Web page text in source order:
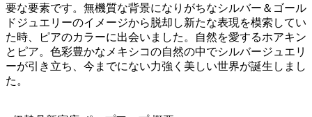
要な要素です。無機質な背景になりがちなシルバー＆ゴール
ドジュエリーのイメージから脱却し新たな表現を模索してい
た時、ピアのカラーに出会いました。⾃然を愛するホアキン
とピア。⾊彩豊かなメキシコの⾃然の中でシルバージュエリ
ーが引き⽴ち、今までにない⼒強く美しい世界が誕⽣しまし
た。